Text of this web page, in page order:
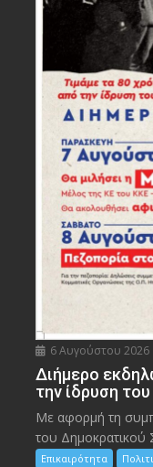
6 Αυγούστου 2026
Διήμερο
την ίδρυση
Με αφορμή τη
του Δημοκρατικού
Επικαιρότητα